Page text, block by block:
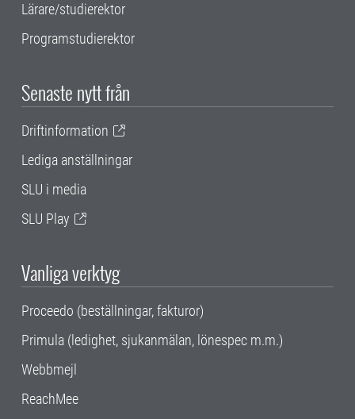
Lärare/studierektor
Programstudierektor
Senaste nytt från
Driftinformation
Lediga anställningar
SLU i media
SLU Play
Vanliga verktyg
Proceedo (beställningar, fakturor)
Primula (ledighet, sjukanmälan, lönespec m.m.)
Webbmejl
ReachMee